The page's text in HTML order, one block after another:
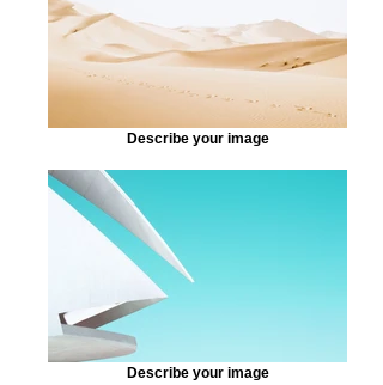
Describe your image
Describe your image